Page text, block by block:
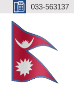
033-563137